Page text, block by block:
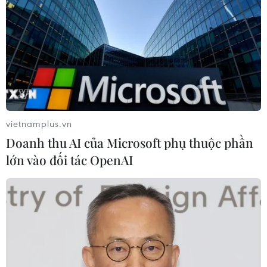
hồi quốc tịch quy mô lớn
04/08/2026 06:14
Trưng bày tư liệu “Chủ tịch Hồ Chí
Minh - Tổng tư lệnh Fidel Castro:
Nghĩa tình son sắt đặc biệt"
04/08/2026 06:06
Mỹ bắt đầu áp dụng chính sách ký
quỹ thị thực mới, ảnh hưởng tới hàng
chục nước
25 bang của Mỹ kiện chính quyền
vietnamplus.vn
Doanh thu AI của Microsoft phụ thuộc phần
lớn vào đối tác OpenAI